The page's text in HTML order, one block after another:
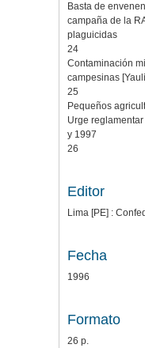
Basta de
campaña de la
plaguicidas
24
Contaminación
campesinas
25
Pequeños
Urge
y 1997
26
Editor
Lima [PE] :
Fecha
1996
Formato
26 p.